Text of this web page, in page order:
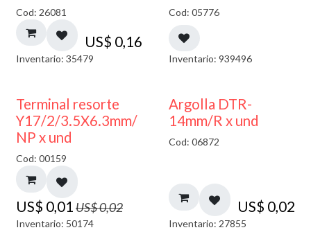
Cod: 26081
US$ 0,16
Inventario: 35479
Cod: 05776
Inventario: 939496
50% DESCUENTO
Terminal resorte
Y17/2/3.5X6.3mm/
NP x und
Cod: 00159
US$ 0,01 US$0,02
Inventario: 50174
Argolla DTR-
14mm/R x und
Cod: 06872
US$ 0,02
Inventario: 27855